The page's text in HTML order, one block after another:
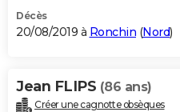
Décès
20/08/2019 à Ronchin (Nord)
Jean FLIPS (86 ans)
Créer une cagnotte obsèques